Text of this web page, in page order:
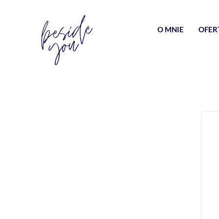
O MNIE